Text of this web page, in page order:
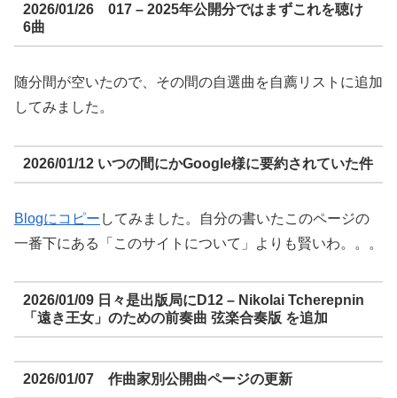
2026/01/26 017 – 2025年公開分ではまずこれを聴け
6曲
随分間が空いたので、その間の自選曲を自薦リストに追加
してみました。
2026/01/12 いつの間にかGoogle様に要約されていた件
Blogにコピー してみました。自分の書いたこのページの
一番下にある「このサイトについて」よりも賢いわ。。。
2026/01/09 日々是出版局にD12 – Nikolai Tcherepnin
「遠き王女」のための前奏曲 弦楽合奏版 を追加
2026/01/07 作曲家別公開曲ページの更新